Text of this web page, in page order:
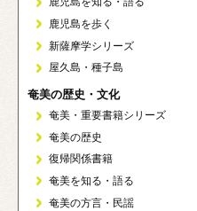
鹿児島を歩く
新薩摩学シリーズ
屋久島・種子島
奄美の歴史・文化
奄美・重要書籍シリーズ
奄美の歴史
復帰関係書籍
奄美を知る・語る
奄美の方言・民謡